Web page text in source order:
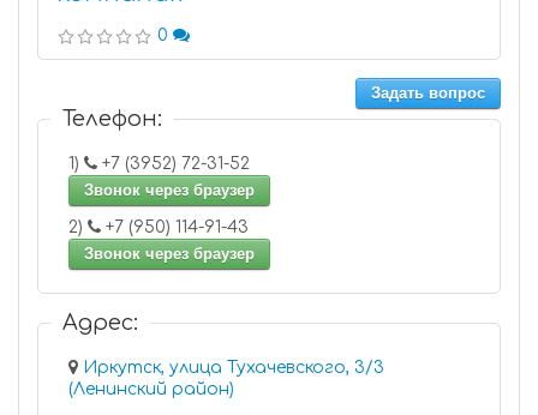
0
Задать вопрос
Телефон:
1)
+7 (3952) 72-31-52
Звонок через браузер
2)
+7 (950) 114-91-43
Звонок через браузер
Адрес:
Иркутск, улица Тухачевского, 3/3
(Ленинский район)